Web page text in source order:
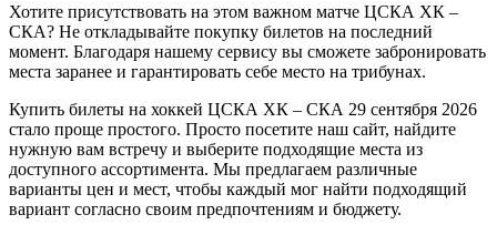
Хотите присутствовать на этом важном матче ЦСКА ХК –
СКА? Не откладывайте покупку билетов на последний
момент. Благодаря нашему сервису вы сможете забронировать
места заранее и гарантировать себе место на трибунах.
Купить билеты на хоккей ЦСКА ХК – СКА 29 сентября 2026
стало проще простого. Просто посетите наш сайт, найдите
нужную вам встречу и выберите подходящие места из
доступного ассортимента. Мы предлагаем различные
варианты цен и мест, чтобы каждый мог найти подходящий
вариант согласно своим предпочтениям и бюджету.